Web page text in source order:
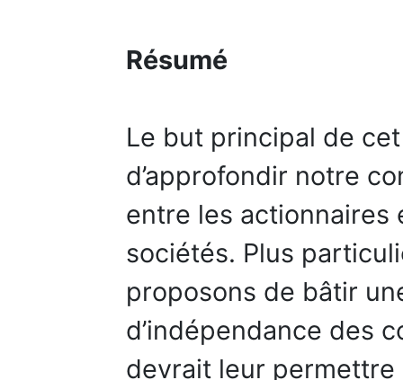
Résumé
Le but principal de
d’approfondir notre
entre les actionnaires
sociétés. Plus
proposons de bâtir
d’indépendance des
devrait leur